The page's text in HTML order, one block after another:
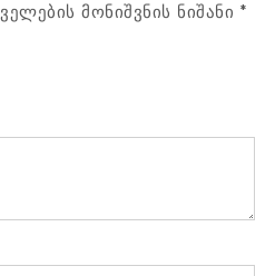
მონიშვნის ნიშანი *